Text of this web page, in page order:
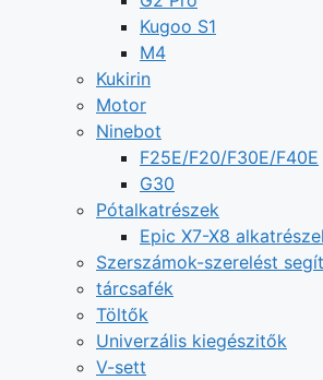
Kugoo S1
M4
Kukirin
Motor
Ninebot
F25E/F20/F30E/F40E
G30
Pótalkatrészek
Epic X7-X8
Szerszámok-szerelést
tárcsafék
Töltők
Univerzális kiegészitők
V-sett